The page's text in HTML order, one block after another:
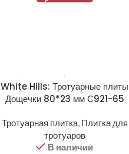
White Hills: Тротуарные плиты
Дощечки 80*23 мм С921-65
Тротуарная плитка, Плитка для
тротуаров
В наличии